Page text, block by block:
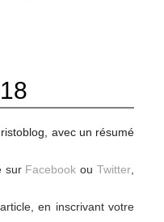
avec un résumé
sur Facebook ouTwitter
en inscrivant votre